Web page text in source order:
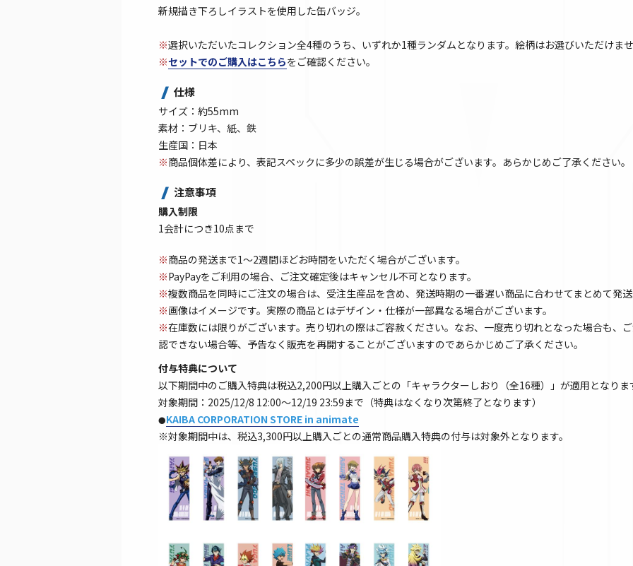
新規描き下ろしイラストを使用した缶バッジ。
※選択いただいたコレクション全4種のうち、いずれか1種ランダムとなります。絵柄はお選びいただけま
※セットでのご購入はこちらをご確認ください。
仕様
サイズ：約55mm
素材：ブリキ、紙、鉄
生産国：日本
※商品個体差により、表記スペックに多少の誤差が生じる場合がございます。あらかじめご了承ください。
注意事項
購入制限
1会計につき10点まで
※商品の発送まで1～2週間ほどお時間をいただく場合がございます。
※PayPayをご利用の場合、ご注文確定後はキャンセル不可となります。
※複数商品を同時にご注文の場合は、受注生産品を含め、発送時期の一番遅い商品に合わせてまとめて発
※画像はイメージです。実際の商品とはデザイン・仕様が一部異なる場合がございます。
※在庫数には限りがございます。売り切れの際はご容赦ください。なお、一度売り切れとなった場合も、
認できない場合等、予告なく販売を再開することがございますのであらかじめご了承ください。
付与特典について
以下期間中のご購入特典は税込2,200円以上購入ごとの「キャラクターしおり（全16種）」が適用となりま
対象期間：2025/12/8 12:00～12/19 23:59まで（特典はなくなり次第終了となります）
●KAIBA CORPORATION STORE in animate
※対象期間中は、税込3,300円以上購入ごとの通常商品購入特典の付与は対象外となります。